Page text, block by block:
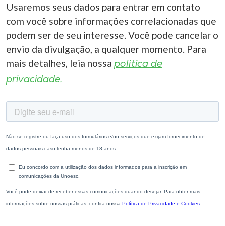
Usaremos seus dados para entrar em contato
com você sobre informações correlacionadas que
podem ser de seu interesse. Você pode cancelar o
envio da divulgação, a qualquer momento. Para
mais detalhes, leia nossa política de
privacidade.